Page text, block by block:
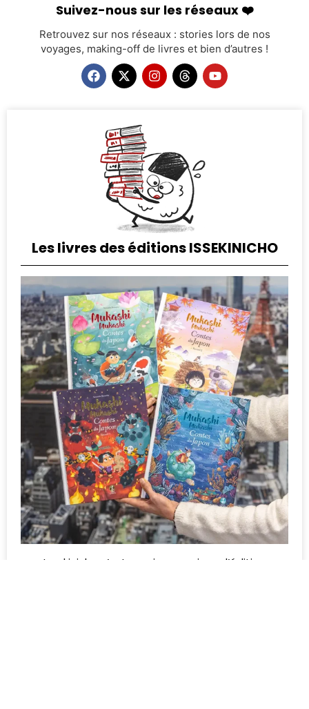
Suivez-nous sur les réseaux ❤️
Retrouvez sur nos réseaux : stories lors de nos
voyages, making-off de livres et bien d’autres !
Les livres des éditions ISSEKINICHO
Issekinicho c’est aussi une maison d’édition